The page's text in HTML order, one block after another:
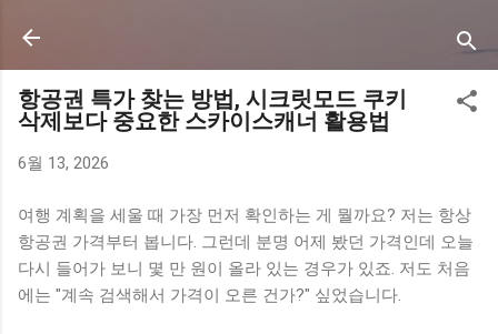
항공권 특가 찾는 방법, 시크릿모드 쿠키
삭제보다 중요한 스카이스캐너 활용법
6월 13, 2026
여행 계획을 세울 때 가장 먼저 확인하는 게 뭘까요? 저는 항상
항공권 가격부터 봅니다. 그런데 분명 어제 봤던 가격인데 오늘
다시 들어가 보니 몇 만 원이 올라 있는 경우가 있죠. 저도 처음
에는 "계속 검색해서 가격이 오른 건가?" 싶었습니다.